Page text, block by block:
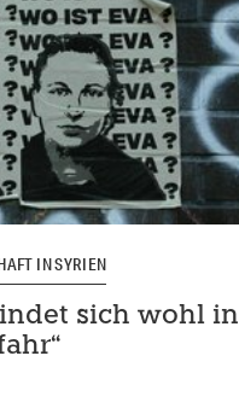
IN SYRIEN
sich wohl in